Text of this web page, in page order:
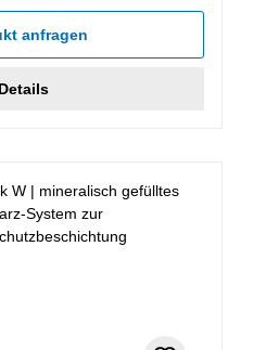
anfragen
Details